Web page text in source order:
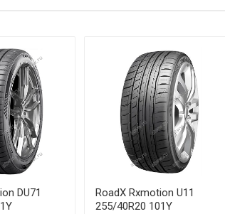
93Y RunFlat
94Y
91Y RunFlat
95Y
96Y
98Y
DU71
RoadX Rxmotion U11
255/40R20 101Y